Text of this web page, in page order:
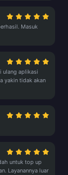
Masuk
ulang aplikasi
yakin tidak akan
untuk top up
Layanannya luar